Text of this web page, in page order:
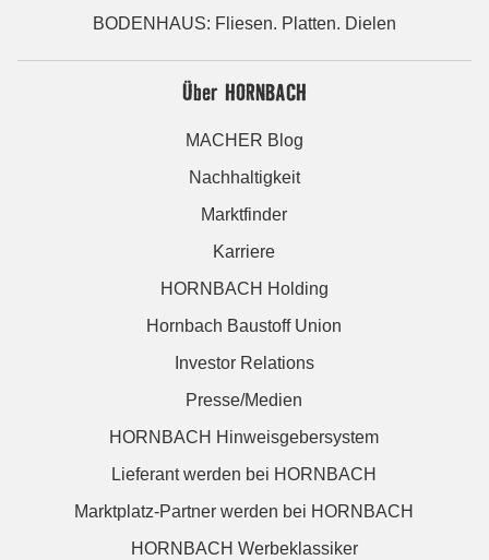
BODENHAUS: Fliesen. Platten. Dielen
Über HORNBACH
MACHER Blog
Nachhaltigkeit
Marktfinder
Karriere
HORNBACH Holding
Hornbach Baustoff Union
Investor Relations
Presse/Medien
HORNBACH Hinweisgebersystem
Lieferant werden bei HORNBACH
Marktplatz-Partner werden bei HORNBACH
HORNBACH Werbeklassiker